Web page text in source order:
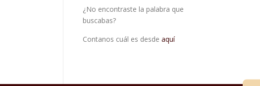
¿No encontraste la palabra que
buscabas?
Contanos cuál es desde aquí